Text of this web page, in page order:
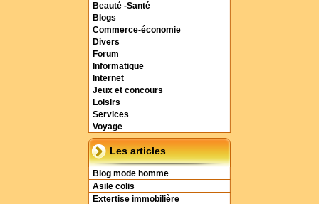
Beauté -Santé
Blogs
Commerce-économie
Divers
Forum
Informatique
Internet
Jeux et concours
Loisirs
Services
Voyage
Les articles
Blog mode homme
Asile colis
Extertise immobilière